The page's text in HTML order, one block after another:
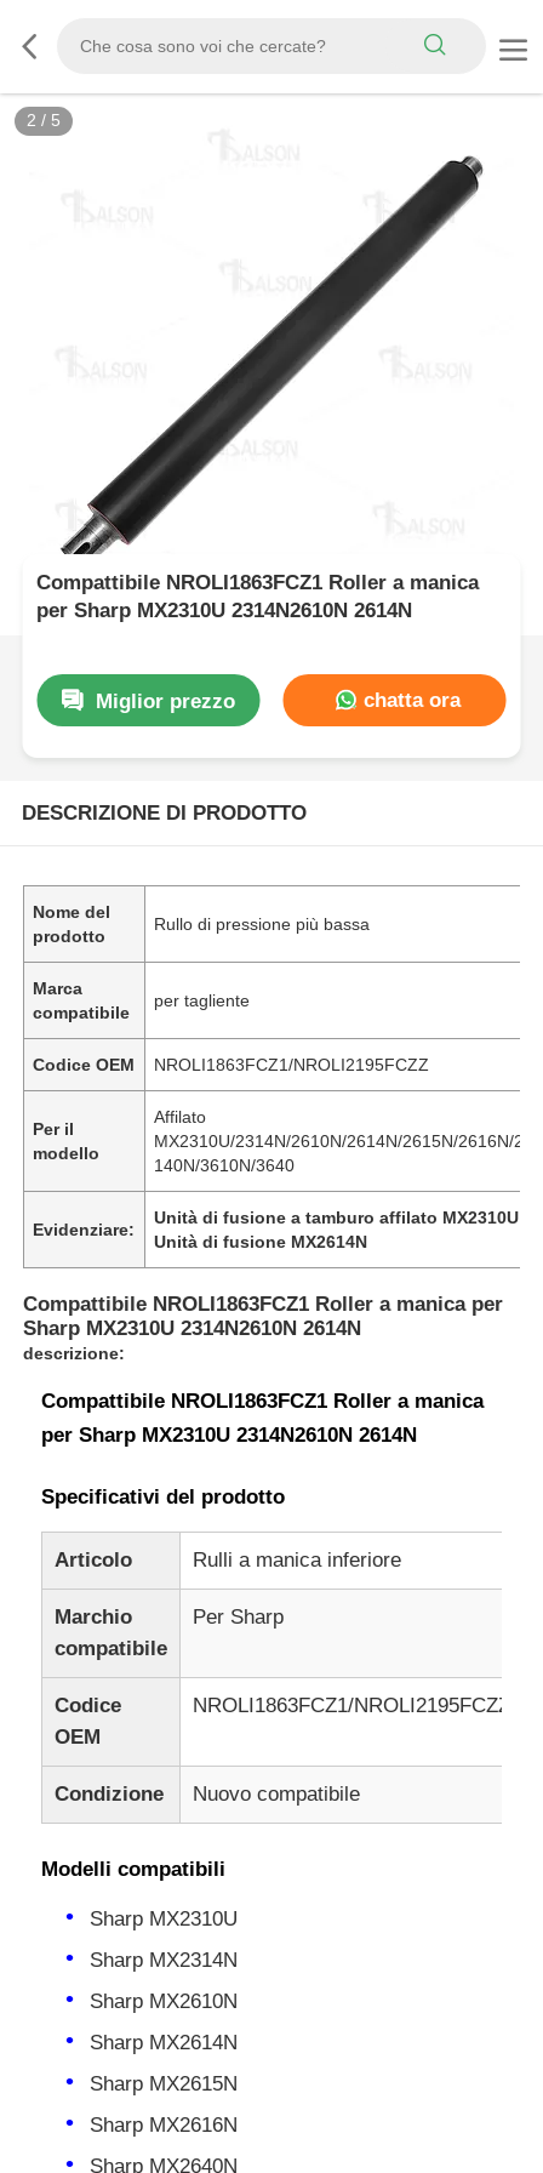
2 / 5
Compattibile NROLI1863FCZ1 Roller a manica
per Sharp MX2310U 2314N2610N 2614N
Miglior prezzo chatta ora
DESCRIZIONE DI PRODOTTO
Nome del
prodotto
Rullo di pressione più bassa
Marca
compatibile
per tagliente
Codice OEM NROLI1863FCZ1/NROLI2195FCZZ
Per il
modello
Affilato
MX2310U/2314N/2610N/2614N/2615N/2616N/
140N/3610N/3640
Evidenziare:
Unità di fusione a tamburo affilato MX2310U
Unità di fusione MX2614N
Compattibile NROLI1863FCZ1 Roller a manica per
Sharp MX2310U 2314N2610N 2614N
descrizione:
Compattibile NROLI1863FCZ1 Roller a manica
per Sharp MX2310U 2314N2610N 2614N
Specificativi del prodotto
Articolo Rulli a manica inferiore
Marchio
compatibile
Per Sharp
Codice
OEM
NROLI1863FCZ1/NROLI2195FCZZ
Condizione Nuovo compatibile
Modelli compatibili
Sharp MX2310U
Sharp MX2314N
Sharp MX2610N
Sharp MX2614N
Sharp MX2615N
Sharp MX2616N
Sharp MX2640N